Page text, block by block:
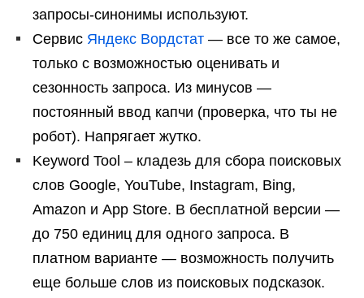
запросы-синонимы используют.
Сервис Яндекc Вордстат — все то же самое,
только с возможностью оценивать и
сезонность запроса. Из минусов —
постоянный ввод капчи (проверка, что ты не
робот). Напрягает жутко.
Keyword Tool – кладезь для сбора поисковых
слов Google, YouTube, Instagram, Bing,
Amazon и App Store. В бесплатной версии —
до 750 единиц для одного запроса. В
платном варианте — возможность получить
еще больше слов из поисковых подсказок.